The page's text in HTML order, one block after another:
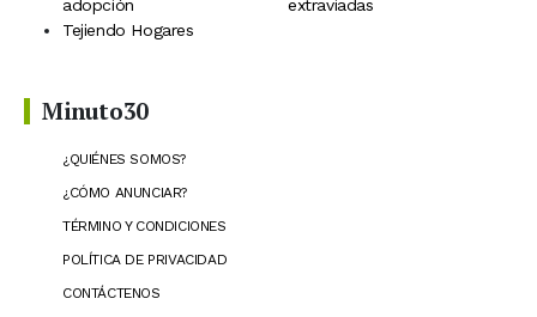
adopción
extraviadas
Tejiendo Hogares
Minuto30
¿QUIÉNES SOMOS?
¿CÓMO ANUNCIAR?
TÉRMINO Y CONDICIONES
POLÍTICA DE PRIVACIDAD
CONTÁCTENOS